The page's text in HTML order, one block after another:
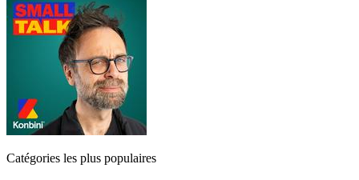
Catégories les plus populaires